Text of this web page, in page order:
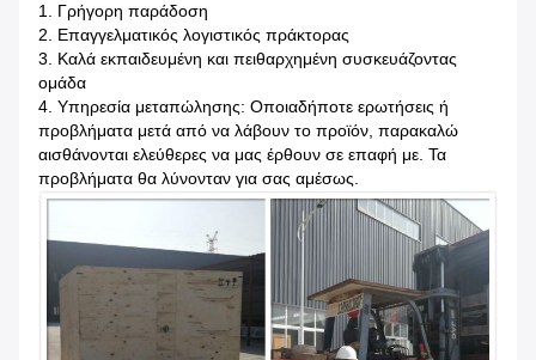
1. Γρήγορη παράδοση
2. Επαγγελματικός λογιστικός πράκτορας
3. Καλά εκπαιδευμένη και πειθαρχημένη συσκευάζοντας
ομάδα
4. Υπηρεσία μεταπώλησης: Οποιαδήποτε ερωτήσεις ή
προβλήματα μετά από να λάβουν το προϊόν, παρακαλώ
αισθάνονται ελεύθερες να μας έρθουν σε επαφή με. Τα
προβλήματα θα λύνονταν για σας αμέσως.